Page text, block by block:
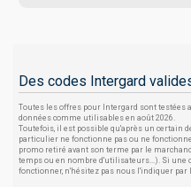
Des codes Intergard
Toutes les offres pour Intergard sont testées
données comme utilisables en août 2026.
Toutefois, il est possible qu'après un certain
particulier ne fonctionne pas ou ne
promo retiré avant son terme par le
temps ou en nombre d'utilisateurs...). Si une
fonctionner, n'hésitez pas nous l'indiquer